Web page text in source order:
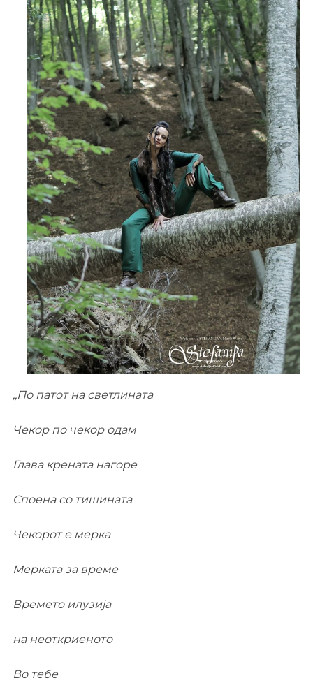
,,По патот на светлината
Чекор по чекор одам
Глава крената нагоре
Споена со тишината
Чекорот е мерка
Мерката за време
Времето илузија
на неоткриеното
Во тебе